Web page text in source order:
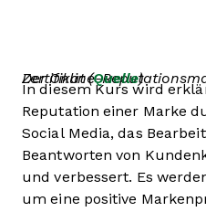
Der Online-Reputationsmanagementkurs mit Zertifikat (Quelle)
In diesem Kurs wird
Reputation einer Marke
Social Media, das
Beantworten von
und verbessert. Es
um eine positive